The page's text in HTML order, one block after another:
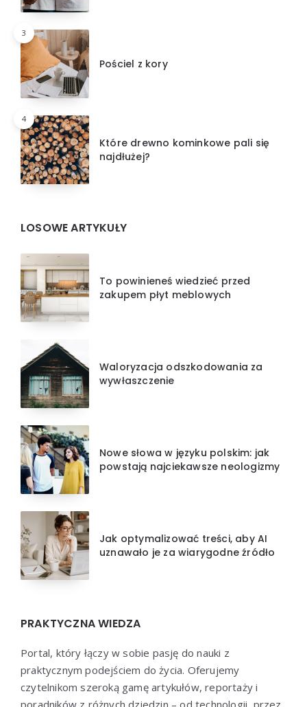
3
Pościel z kory
4
Które drewno kominkowe pali się
najdłużej?
LOSOWE ARTYKUŁY
To powinieneś wiedzieć przed
zakupem płyt meblowych
Waloryzacja odszkodowania za
wywłaszczenie
Nowe słowa w języku polskim: jak
powstają najciekawsze neologizmy
Jak optymalizować treści, aby AI
uznawało je za wiarygodne źródło
PRAKTYCZNA WIEDZA
Portal, który łączy w sobie pasję do nauki z
praktycznym podejściem do życia. Oferujemy
czytelnikom szeroką gamę artykułów, reportaży i